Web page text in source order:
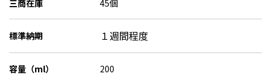
三商在庫 45個
標準納期 １週間程度
容量（ml） 200